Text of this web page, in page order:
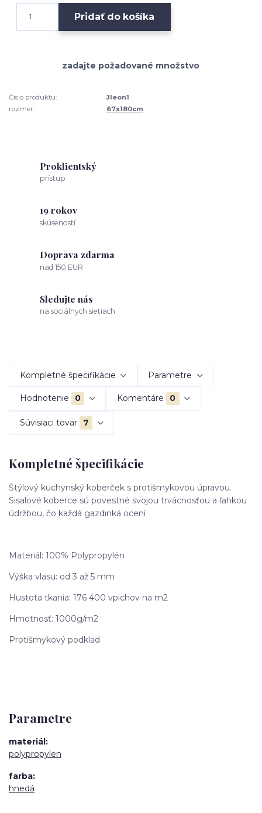
Pridať do košíka
Číslo produktu:
Jleon1
rozmer:
67x180cm
Proklientský
prístup
19 rokov
skúseností
Doprava zdarma
nad 150 EUR
Sledujte nás
na sociálnych sietiach
Kompletné špecifikácie Parametre
Hodnotenie 0 Komentáre 0
Súvisiaci tovar 7
Kompletné špecifikácie
Štýlový kuchynský koberček s protišmykovou úpravou.
Sisalové koberce sú povestné svojou trvácnosťou a ľahkou
údržbou, čo každá gazdinká ocení
Materiál: 100% Polypropylén
Výška vlasu: od 3 až 5 mm
Hustota tkania: 176 400 vpichov na m2
Hmotnosť: 1000g/m2
Protišmykový podklad
Parametre
materiál
polypropylen
farba
hnedá